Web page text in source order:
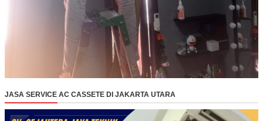
JASA SERVICE AC CASSETE DI JAKARTA UTARA